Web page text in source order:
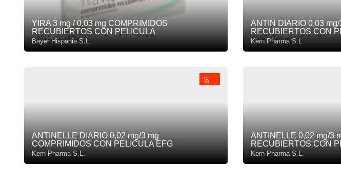
YIRA 3 mg / 0,03 mg COMPRIMIDOS
RECUBIERTOS CON PELICULA
Bayer Hispania S.L.
ANTIN DIARIO 0,03
RECUBIERTOS CON
Kern Pharma S.L.
ANTINELLE DIARIO 0,02 mg/3 mg
COMPRIMIDOS CON PELICULA EFG
Kern Pharma S.L.
ANTINELLE 0,02 mg/3
RECUBIERTOS CON
Kern Pharma S.L.